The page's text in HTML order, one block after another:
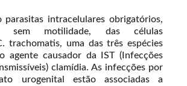
parasitas intracelulares obrigatórios,
sem motilidade, das células
trachomatis, uma das três espécies
agente causador da IST (Infecções
clamídia. As infecções por
urogenital estão associadas a